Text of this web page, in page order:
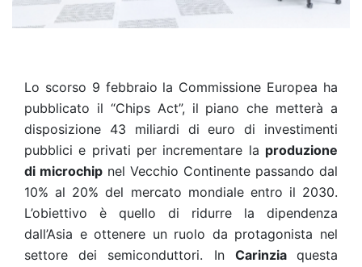
Lo scorso 9 febbraio la Commissione Europea ha
pubblicato il “Chips Act”, il piano che metterà a
disposizione 43 miliardi di euro di investimenti
pubblici e privati per incrementare la produzione
di microchip nel Vecchio Continente passando dal
10% al 20% del mercato mondiale entro il 2030.
L’obiettivo è quello di ridurre la dipendenza
dall’Asia e ottenere un ruolo da protagonista nel
settore dei semiconduttori. In Carinzia
questa